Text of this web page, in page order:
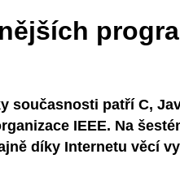
současnosti patří C,
IEEE. Na
díky Internetu věcí